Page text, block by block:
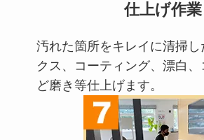
仕上げ作業
汚れた箇所をキレイに清掃し
クス、コーティング、漂白
ど磨き等仕上げます。